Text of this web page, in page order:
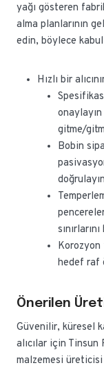
yağı gösteren
alma planlarının
edin, böylece
Hızlı bir
gitme/
Bobin
hedef raf
Önerilen
Güvenilir, küresel
alıcılar için
malzemesi